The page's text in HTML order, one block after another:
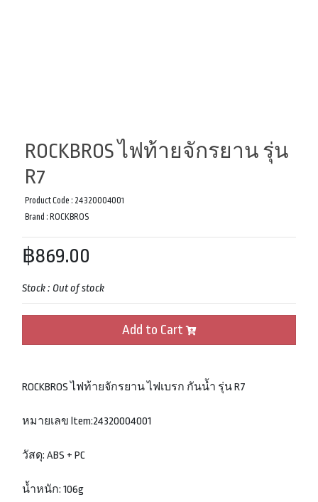
ROCKBROS ไฟท้ายจักรยาน รุ่น
R7
Product Code : 24320004001
Brand : ROCKBROS
฿869.00
Stock : Out of stock
Add to Cart
ROCKBROS ไฟท้ายจักรยาน ไฟเบรก กันน้ำ รุ่น R7
หมายเลข ltem:24320004001
วัสดุ: ABS + PC
น้ำหนัก: 106g